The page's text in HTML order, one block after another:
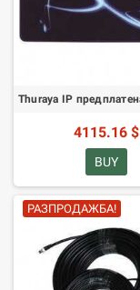
4115.16 $
BUY
РАЗПРОДАЖБА!